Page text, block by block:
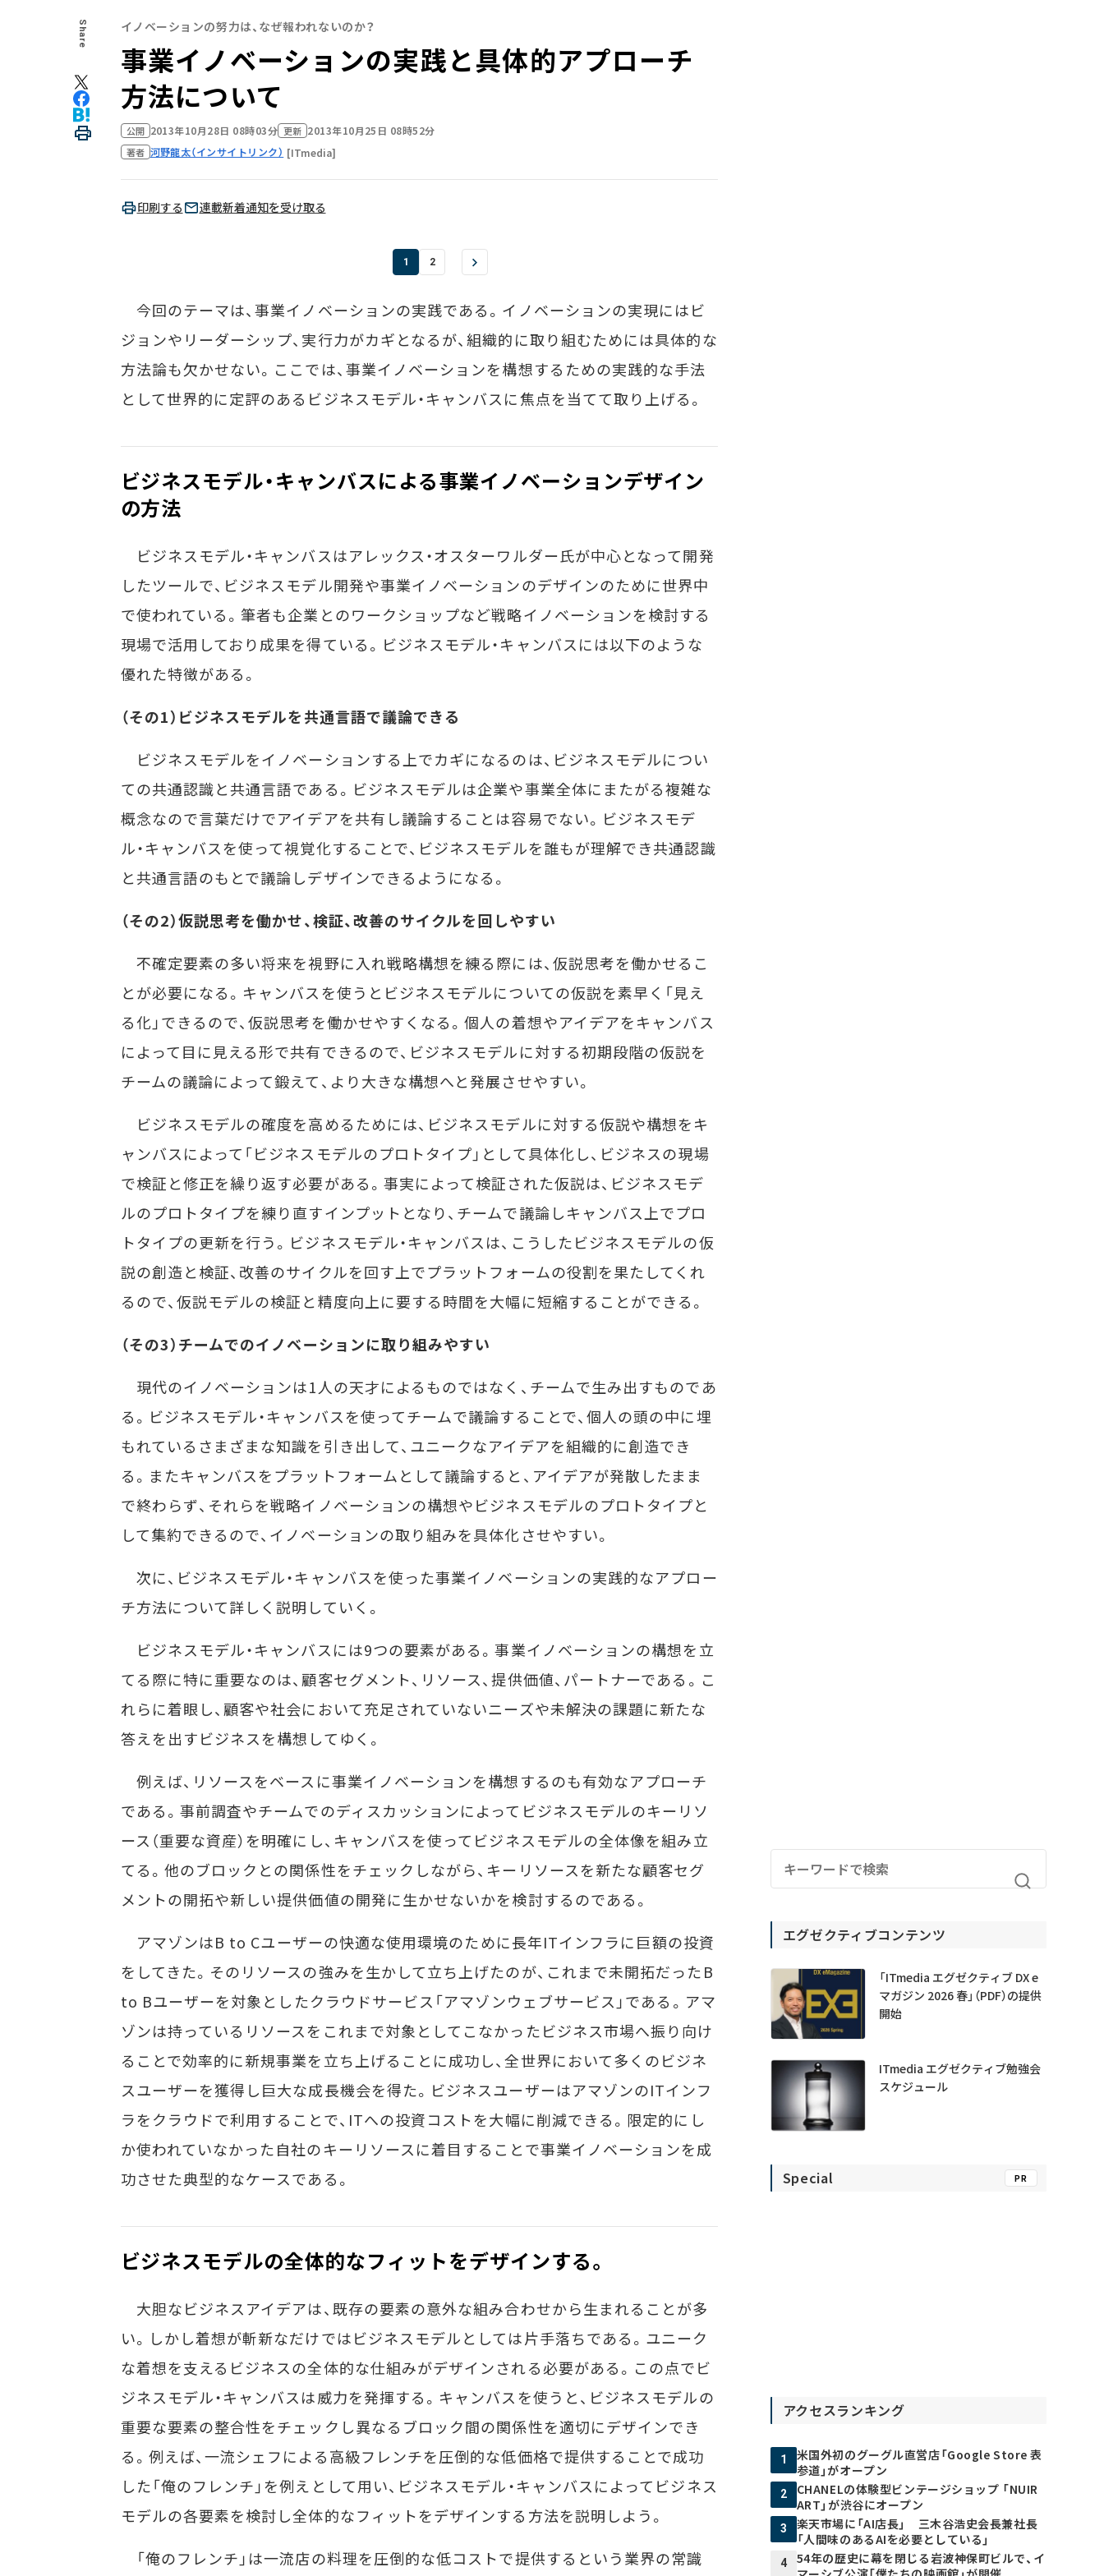
Share イノベーションの努力は、なぜ報われないのか？
事業イノベーションの実践と具体的アプローチ
方法について
公開 2013年10月28日 08時03分 更新 2013年10月25日 08時52分
著者 河野龍太（インサイトリンク） [ITmedia]
印刷する 連載新着通知を受け取る
1 2
今回のテーマは、事業イノベーションの実践である。イノベーションの実現にはビ
ジョンやリーダーシップ、実行力がカギとなるが、組織的に取り組むためには具体的な
方法論も欠かせない。ここでは、事業イノベーションを構想するための実践的な手法
として世界的に定評のあるビジネスモデル・キャンバスに焦点を当てて取り上げる。
ビジネスモデル・キャンバスによる事業イノベーションデザイン
の方法
ビジネスモデル・キャンバスはアレックス・オスターワルダー氏が中心となって開発
したツールで、ビジネスモデル開発や事業イノベーションのデザインのために世界中
で使われている。筆者も企業とのワークショップなど戦略イノベーションを検討する
現場で活用しており成果を得ている。ビジネスモデル・キャンバスには以下のような
優れた特徴がある。
（その1）ビジネスモデルを共通言語で議論できる
ビジネスモデルをイノベーションする上でカギになるのは、ビジネスモデルについ
ての共通認識と共通言語である。ビジネスモデルは企業や事業全体にまたがる複雑な
概念なので言葉だけでアイデアを共有し議論することは容易でない。ビジネスモデ
ル・キャンバスを使って視覚化することで、ビジネスモデルを誰もが理解でき共通認識
と共通言語のもとで議論しデザインできるようになる。
（その2）仮説思考を働かせ、検証、改善のサイクルを回しやすい
不確定要素の多い将来を視野に入れ戦略構想を練る際には、仮説思考を働かせるこ
とが必要になる。キャンバスを使うとビジネスモデルについての仮説を素早く「見え
る化」できるので、仮説思考を働かせやすくなる。個人の着想やアイデアをキャンバス
によって目に見える形で共有できるので、ビジネスモデルに対する初期段階の仮説を
チームの議論によって鍛えて、より大きな構想へと発展させやすい。
ビジネスモデルの確度を高めるためには、ビジネスモデルに対する仮説や構想をキ
ャンバスによって「ビジネスモデルのプロトタイプ」として具体化し、ビジネスの現場
で検証と修正を繰り返す必要がある。事実によって検証された仮説は、ビジネスモデ
ルのプロトタイプを練り直すインプットとなり、チームで議論しキャンバス上でプロ
トタイプの更新を行う。ビジネスモデル・キャンバスは、こうしたビジネスモデルの仮
説の創造と検証、改善のサイクルを回す上でプラットフォームの役割を果たしてくれ
るので、仮説モデルの検証と精度向上に要する時間を大幅に短縮することができる。
（その3）チームでのイノベーションに取り組みやすい
現代のイノベーションは1人の天才によるものではなく、チームで生み出すものであ
る。ビジネスモデル・キャンバスを使ってチームで議論することで、個人の頭の中に埋
もれているさまざまな知識を引き出して、ユニークなアイデアを組織的に創造でき
る。またキャンバスをプラットフォームとして議論すると、アイデアが発散したまま
で終わらず、それらを戦略イノベーションの構想やビジネスモデルのプロトタイプと
して集約できるので、イノベーションの取り組みを具体化させやすい。
次に、ビジネスモデル・キャンバスを使った事業イノベーションの実践的なアプロー
チ方法について詳しく説明していく。
ビジネスモデル・キャンバスには9つの要素がある。事業イノベーションの構想を立
てる際に特に重要なのは、顧客セグメント、リソース、提供価値、パートナーである。こ
れらに着眼し、顧客や社会において充足されていないニーズや未解決の課題に新たな
答えを出すビジネスを構想してゆく。
例えば、リソースをベースに事業イノベーションを構想するのも有効なアプローチ
である。事前調査やチームでのディスカッションによってビジネスモデルのキーリソ
ース（重要な資産）を明確にし、キャンバスを使ってビジネスモデルの全体像を組み立
てる。他のブロックとの関係性をチェックしながら、キーリソースを新たな顧客セグ
メントの開拓や新しい提供価値の開発に生かせないかを検討するのである。
アマゾンはB to Cユーザーの快適な使用環境のために長年ITインフラに巨額の投資
をしてきた。そのリソースの強みを生かして立ち上げたのが、これまで未開拓だったB
to Bユーザーを対象としたクラウドサービス「アマゾンウェブサービス」である。アマ
ゾンは持っているリソースをこれまで対象としてこなかったビジネス市場へ振り向け
ることで効率的に新規事業を立ち上げることに成功し、全世界において多くのビジネ
スユーザーを獲得し巨大な成長機会を得た。ビジネスユーザーはアマゾンのITインフ
ラをクラウドで利用することで、ITへの投資コストを大幅に削減できる。限定的にし
か使われていなかった自社のキーリソースに着目することで事業イノベーションを成
功させた典型的なケースである。
ビジネスモデルの全体的なフィットをデザインする。
大胆なビジネスアイデアは、既存の要素の意外な組み合わせから生まれることが多
い。しかし着想が斬新なだけではビジネスモデルとしては片手落ちである。ユニーク
な着想を支えるビジネスの全体的な仕組みがデザインされる必要がある。この点でビ
ジネスモデル・キャンバスは威力を発揮する。キャンバスを使うと、ビジネスモデルの
重要な要素の整合性をチェックし異なるブロック間の関係性を適切にデザインでき
る。例えば、一流シェフによる高級フレンチを圧倒的な低価格で提供することで成功
した「俺のフレンチ」を例えとして用い、ビジネスモデル・キャンバスによってビジネス
モデルの各要素を検討し全体的なフィットをデザインする方法を説明しよう。
「俺のフレンチ」は一流店の料理を圧倒的な低コストで提供するという業界の常識
エグゼクティブコンテンツ
「ITmedia エグゼクティブ DX e
マガジン 2026 春」（PDF）の提供
開始
ITmedia エグゼクティブ勉強会
スケジュール
Special PR
アクセスランキング
1
米国外初のグーグル直営店「Google Store 表
参道」がオープン
2
CHANELの体験型ビンテージショップ 「NUIR
ART」が渋谷にオープン
3
楽天市場に「AI店長」 三木谷浩史会長兼社長
「人間味のあるAIを必要としている」
4
54年の歴史に幕を閉じる岩波神保町ビルで、イ